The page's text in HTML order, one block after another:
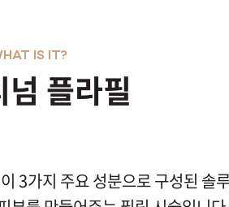
플라필
IS IT?
가지 주요 성분으로 구성된 솔